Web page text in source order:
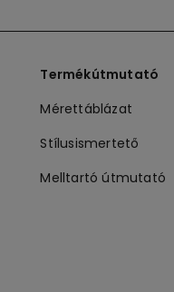
Termékútmutató
Mérettáblázat
Stílusismertető
Melltartó útmutató